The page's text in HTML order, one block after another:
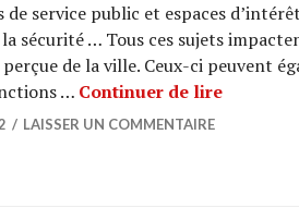
de service public et espaces
la sécurité … Tous ces sujets
de la ville. Ceux-ci peuvent
… Continuer de lireBMA :
LAISSER UN COMMENTAIRE